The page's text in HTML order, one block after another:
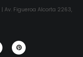
| Av. Figueroa Alcorta 2263,